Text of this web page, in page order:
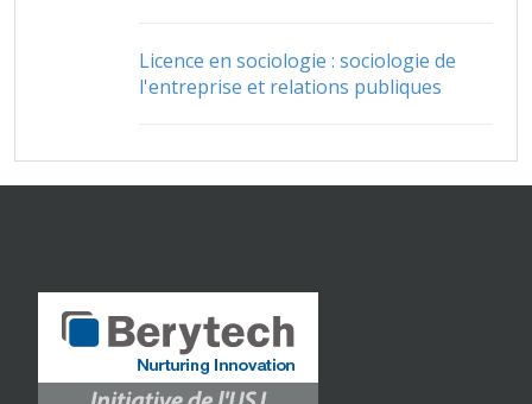
Licence en sociologie : sociologie de
l'entreprise et relations publiques